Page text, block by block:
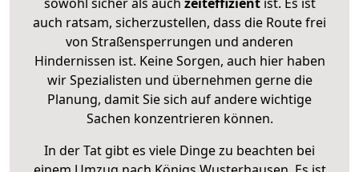
auch ratsam, sicherzustellen, dass die Route frei
von Straßensperrungen und anderen
Hindernissen ist. Keine Sorgen, auch hier haben
wir Spezialisten und übernehmen gerne die
Planung, damit Sie sich auf andere wichtige
Sachen konzentrieren können.
In der Tat gibt es viele Dinge zu beachten bei